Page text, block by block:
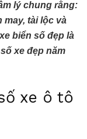
lý chung rằng:
may, tài lộc và
biển số đẹp là
xe đẹp năm
xe ô tô